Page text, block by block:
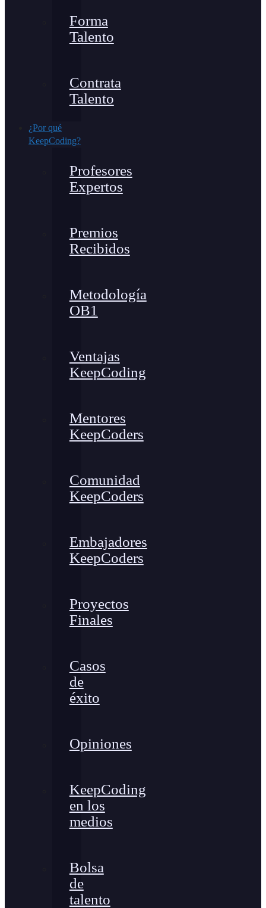
Forma
Talento
Contrata
Talento
¿Por qué
KeepCoding?
Profesores
Expertos
Premios
Recibidos
Metodología
OB1
Ventajas
KeepCoding
Mentores
KeepCoders
Comunidad
KeepCoders
Embajadores
KeepCoders
Proyectos
Finales
Casos
de
éxito
Opiniones
KeepCoding
en los
medios
Bolsa
de
talento